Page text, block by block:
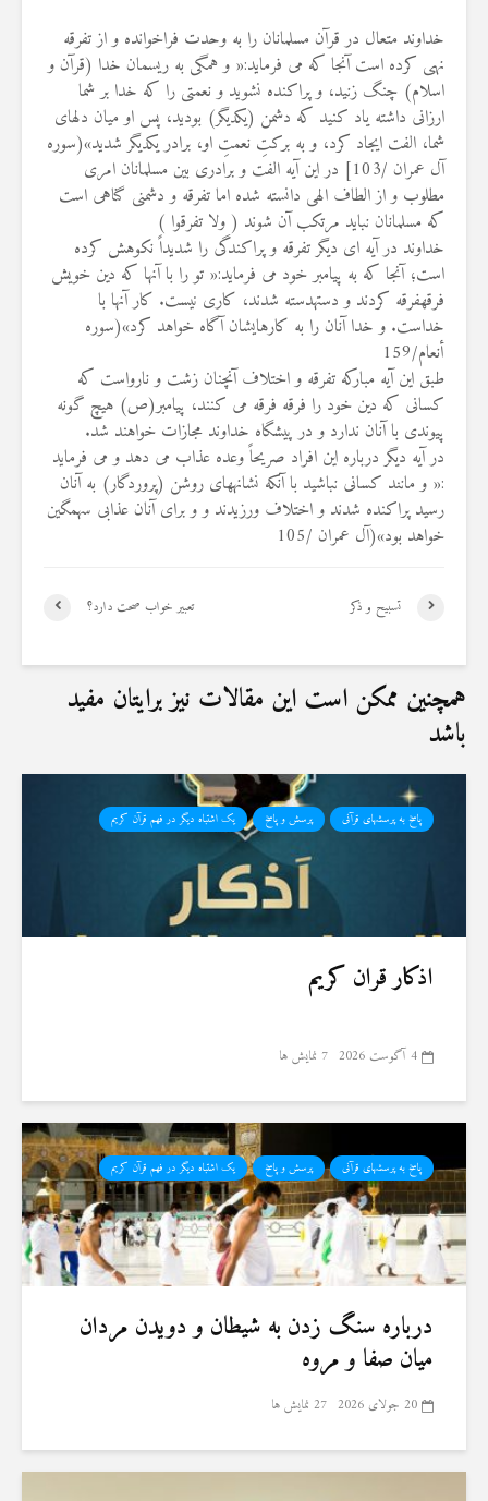
خداوند متعال در قرآن مسلمانان را به وحدت فراخوانده و از تفرقه
نهی کرده است آنجا که می فرماید:« و همگى به ریسمان خدا (قرآن و
اسلام) چنگ زنید، و پراکنده نشوید و نعمتى را که خدا بر شما
ارزانى داشته یاد کنید که دشمن (یکدیگر) بودید، پس او میان دلهاى
شما، الفت ایجاد کرد، و به برکتِ نعمتِ او، برادر یکدیگر شدید»(سوره
آل عمران /103
] در این آیه الفت و برادری بین مسلمانان امری
مطلوب و از الطاف الهی دانسته شده اما تفرقه و دشمنی گناهی است
که مسلمانان نباید مرتکب آن شوند ( ولا تفرقوا )
خداوند در آیه ای دیگر تفرقه و پراکندگی را شدیداً نکوهش کرده
است؛ آنجا که به پیامبر خود می فرماید:« تو را با آنها که دین خویش
فرقه‏فرقه کردند و دسته‏دسته شدند، کارى نیست. کار آنها با
خداست. و خدا آنان را به کارهایشان آگاه خواهد کرد»(سوره
أنعام/159
طبق این آیه مبارکه تفرقه و اختلاف آنچنان زشت و نارواست که
کسانى که دین خود را فرقه فرقه می کنند، پیامبر(ص) هیچ گونه
پیوندی با آنان ندارد و در پیشگاه خداوند مجازات خواهند شد.
در آیه دیگر درباره این افراد صریحاً وعده عذاب می دهد و می فرماید
:« و مانند کسانى نباشید با آنکه نشانه‏هاى روشن (پروردگار) به آنان
رسید پراکنده شدند و اختلاف ورزیدند و و براى آنان عذابى سهمگین
خواهد بود»(آل عمران /105
تعبیر خواب صحت دارد؟ تسبیح و ذکر
همچنین ممکن است این مقالات نیز برایتان مفید
باشد
پاسخ به پرسشهای قرآنی پرسش و پاسخ یک اشتباه دیگر در فهم قرآن کریم
اذکار قران کریم
4 آگوست 2026 7 نمایش ها
پاسخ به پرسشهای قرآنی پرسش و پاسخ یک اشتباه دیگر در فهم قرآن کریم
درباره سنگ زدن به شیطان و دویدن مردان
میان صفا و مروه
20 جولای 2026 27 نمایش ها